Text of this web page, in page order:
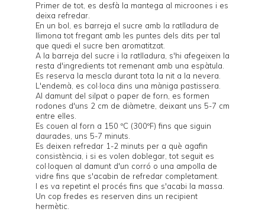
Primer de tot, es desfà la mantega al microones i es
deixa refredar.
En un bol, es barreja el sucre amb la ratlladura de
llimona tot fregant amb les puntes dels dits per tal
que quedi el sucre ben aromatitzat.
A la barreja del sucre i la ratlladura, s'hi afegeixen la
resta d'ingredients tot remenant amb una espàtula.
Es reserva la mescla durant tota la nit a la nevera.
L'endemà, es col·loca dins una màniga pastissera.
Al damunt del silpat o paper de forn, es formen
rodones d'uns 2 cm de diàmetre, deixant uns 5-7 cm
entre elles.
Es couen al forn a 150 ºC (300ºF) fins que siguin
daurades, uns 5-7 minuts.
Es deixen refredar 1-2 minuts per a què agafin
consistència, i si es volen doblegar, tot seguit es
col·loquen al damunt d'un corró o una ampolla de
vidre fins que s'acabin de refredar completament.
I es va repetint el procés fins que s'acabi la massa.
Un cop fredes es reserven dins un recipient
hermètic.